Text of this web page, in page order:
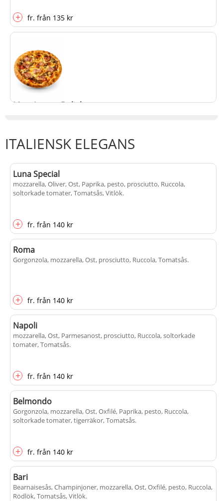
+ fr. från 135 kr
Meat Lovers Delight
ITALIENSK ELEGANS
Luna Special
mozzarella, Oliver, Ost, Paprika, pesto, prosciutto, Ruccola,
soltorkade tomater, Tomatsås, Vitlök.
+ fr. från 140 kr
Roma
Gorgonzola, mozzarella, Ost, prosciutto, Ruccola, Tomatsås.
+ fr. från 140 kr
Napoli
mozzarella, Ost, Parmesanost, prosciutto, Ruccola, soltorkade
tomater, Tomatsås.
+ fr. från 140 kr
Belmondo
Gorgonzola, mozzarella, Ost, Oxfilé, Paprika, pesto, Ruccola,
soltorkade tomater, tigerräkor, Tomatsås.
+ fr. från 140 kr
Bari
Bearnaisesås, Champinjoner, mozzarella, Ost, Oxfilé, pesto, Ruccola,
Rödlök, Tomatsås, Vitlök.